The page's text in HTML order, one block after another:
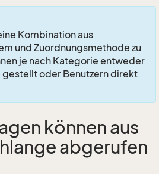
Kombination aus
und Zuordnungsmethode zu
je nach Kategorie entweder
gestellt oder Benutzern direkt
können aus
abgerufen